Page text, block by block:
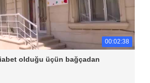
00:02:38
olduğu üçün bağçadan